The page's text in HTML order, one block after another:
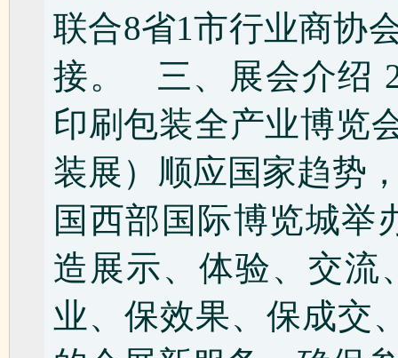
联合8省1市行业商协
接。 三、展会介绍
印刷包装全产业博览
装展）顺应国家趋势
国西部国际博览城举
造展示、体验、交流
业、保效果、保成交